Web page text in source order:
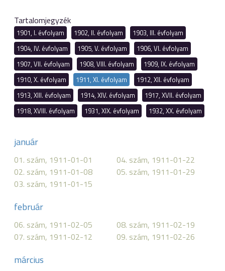
Tartalomjegyzék
1901, I. évfolyam 1902, II. évfolyam
1903, III. évfolyam
1904, IV. évfolyam
1905, V. évfolyam
1906, VI. évfolyam
1907, VII. évfolyam
1908, VIII. évfolyam
1909, IX. évfolyam
1910, X. évfolyam
1911, XI. évfolyam
1912, XII. évfolyam
1913, XIII. évfolyam
1914, XIV. évfolyam
1917, XVII. évfolyam
1918, XVIII. évfolyam
1931, XIX. évfolyam 1932, XX. évfolyam
január
01. szám, 1911-01-01
02. szám, 1911-01-08
03. szám, 1911-01-15
04. szám, 1911-01-22
05. szám, 1911-01-29
február
06. szám, 1911-02-05
07. szám, 1911-02-12
08. szám, 1911-02-19
09. szám, 1911-02-26
március